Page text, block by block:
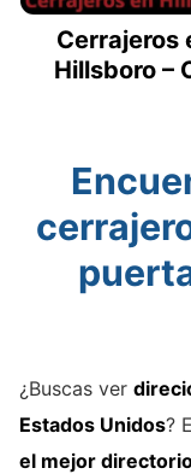
Cerrajeros
Hillsboro –
¿Buscas ver
Estados Unidos?
el mejor